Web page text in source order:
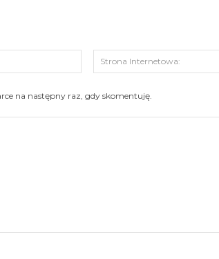
mail:
na następny raz, gdy skomentuję.